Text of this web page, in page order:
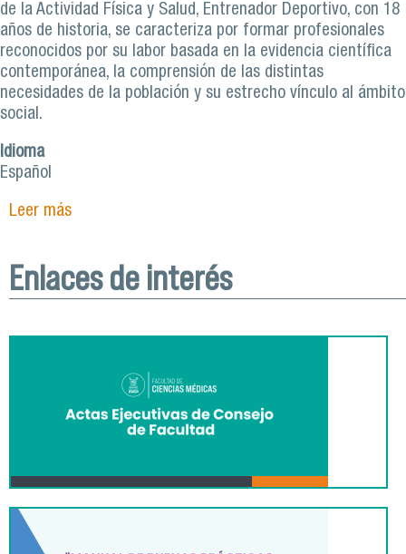
de la Actividad Física y Salud, Entrenador Deportivo, con 18
años de historia, se caracteriza por formar profesionales
reconocidos por su labor basada en la evidencia científica
contemporánea, la comprensión de las distintas
necesidades de la población y su estrecho vínculo al ámbito
social.
Idioma
Español
Leer mássobre Licenciatura en Ciencias de la Actividad
salud
Enlaces de interés